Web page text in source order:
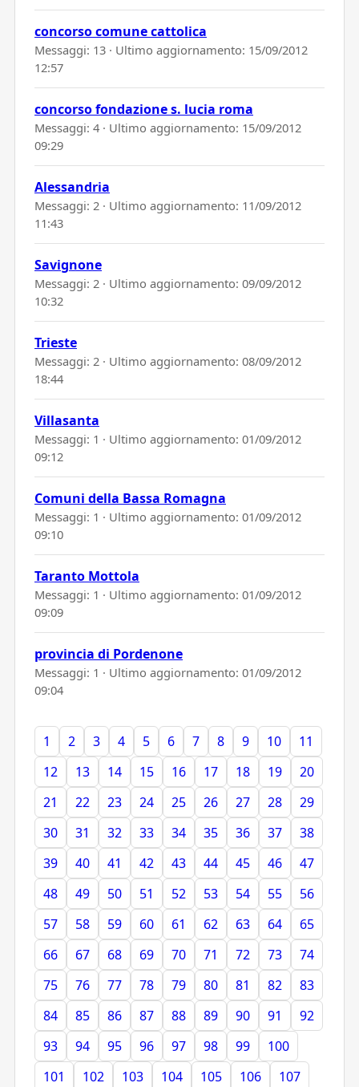
concorso comune cattolica
Messaggi: 13 · Ultimo aggiornamento: 15/09/2012
12:57
concorso fondazione s. lucia roma
Messaggi: 4 · Ultimo aggiornamento: 15/09/2012
09:29
Alessandria
Messaggi: 2 · Ultimo aggiornamento: 11/09/2012
11:43
Savignone
Messaggi: 2 · Ultimo aggiornamento: 09/09/2012
10:32
Trieste
Messaggi: 2 · Ultimo aggiornamento: 08/09/2012
18:44
Villasanta
Messaggi: 1 · Ultimo aggiornamento: 01/09/2012
09:12
Comuni della Bassa Romagna
Messaggi: 1 · Ultimo aggiornamento: 01/09/2012
09:10
Taranto Mottola
Messaggi: 1 · Ultimo aggiornamento: 01/09/2012
09:09
provincia di Pordenone
Messaggi: 1 · Ultimo aggiornamento: 01/09/2012
09:04
1 2 3 4 5 6 7 8 9 10
11
12
13 14 15 16 17 18 19
20
21
22 23 24 25 26 27 28
29
30
31 32 33 34 35 36 37
38
39
40 41 42 43 44 45 46
47
48
49 50 51 52 53 54 55
56
57
58 59 60 61 62 63 64
65
66
67 68 69 70 71 72 73
74
75
76 77 78 79 80 81 82
83
84
85 86 87 88 89 90 91
92
93
94 95 96 97 98 99
100
101
102 103 104 105 106
107